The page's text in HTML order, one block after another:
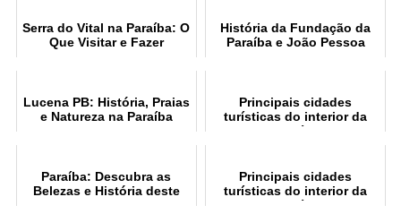
Serra do Vital na Paraíba: O
Que Visitar e Fazer
História da Fundação da
Paraíba e João Pessoa
Lucena PB: História, Praias
e Natureza na Paraíba
Principais cidades
turísticas do interior da
Paraíba
Paraíba: Descubra as
Belezas e História deste
Principais cidades
turísticas do interior da
Paraíba